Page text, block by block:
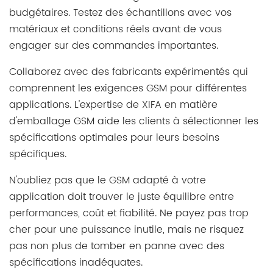
budgétaires. Testez des échantillons avec vos
matériaux et conditions réels avant de vous
engager sur des commandes importantes.
Collaborez avec des fabricants expérimentés qui
comprennent les exigences GSM pour différentes
applications. L'expertise de XIFA en matière
d'emballage GSM aide les clients à sélectionner les
spécifications optimales pour leurs besoins
spécifiques.
N'oubliez pas que le GSM adapté à votre
application doit trouver le juste équilibre entre
performances, coût et fiabilité. Ne payez pas trop
cher pour une puissance inutile, mais ne risquez
pas non plus de tomber en panne avec des
spécifications inadéquates.